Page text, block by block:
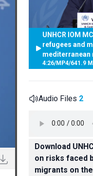
UNHCR IOM
refugees and
mediterranean
4:26/MP4/641.9
Audio Files 2
Download
on risks faced
migrants on